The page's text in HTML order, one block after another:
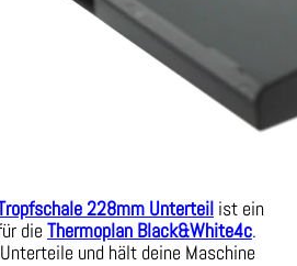
228mm Unterteil ist ein
dieThermoplan Black&White4c.
und hält deine Maschine